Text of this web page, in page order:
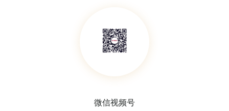
微信视频号